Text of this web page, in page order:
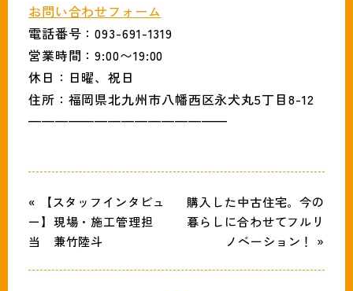
お問い合わせフォーム
電話番号：093-691-1319
営業時間：9:00〜19:00
休日：日曜、祝日
住所：福岡県北九州市八幡西区永犬丸5丁目8-12
———————————————
« 【スタッフインタビュ
ー】現場・施工管理担
当 兼竹陸斗
購入した中古住宅。今の
暮らしに合わせてフルリ
ノベーション！ »